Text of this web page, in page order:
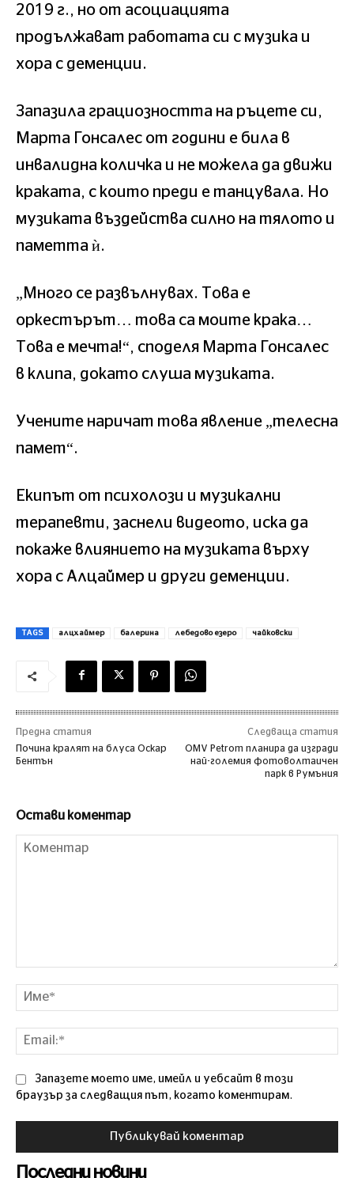
2019 г., но от асоциацията
продължават работата си с музика и
хора с деменции.
Запазила грациозността на ръцете си,
Марта Гонсалес от години е била в
инвалидна количка и не можела да движи
краката, с които преди е танцувала. Но
музиката въздейства силно на тялото и
паметта ѝ.
„Много се развълнувах. Това е
оркестърът… това са моите крака…
Това е мечта!“, споделя Марта Гонсалес
в клипа, докато слуша музиката.
Учените наричат това явление „телесна
памет“.
Екипът от психолози и музикални
терапевти, заснели видеото, иска да
покаже влиянието на музиката върху
хора с Алцаймер и други деменции.
TAGS алцхаймер балерина лебедово езеро чайковски
Предна статия
Почина кралят на блуса Оскар
Бентън
Следваща статия
ОМV Реtrоm плaниpa дa изгpaди
нaй-гoлeмия фoтoвoлтaичeн
пapк в Pyмъния
Остави коментар
Запазете моето име, имейл и уебсайт в този
браузър за следващия път, когато коментирам.
Последни новини